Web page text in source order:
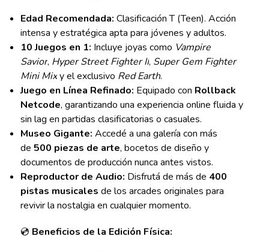
Edad Recomendada: Clasificación T (Teen). Acción
intensa y estratégica apta para jóvenes y adultos.
10 Juegos en 1: Incluye joyas como Vampire
Savior, Hyper Street Fighter II, Super Gem Fighter
Mini Mixy el exclusivo Red Earth.
Juego en Línea Refinado: Equipado con Rollback
Netcode, garantizando una experiencia online fluida y
sin lag en partidas clasificatorias o casuales.
Museo Gigante: Accedé a una galería con más
de 500 piezas de arte, bocetos de diseño y
documentos de producción nunca antes vistos.
Reproductor de Audio: Disfrutá de más de 400
pistas musicales de los arcades originales para
revivir la nostalgia en cualquier momento.
💿 Beneficios de la Edición Física: